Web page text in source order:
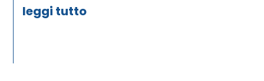
leggi tutto